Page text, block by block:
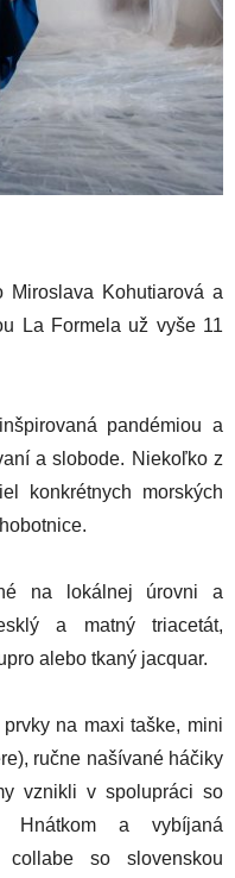
Miroslava Kohutiarová a
La Formela už vyše 11
pandémiou a
a slobode. Niekoľko z
konkrétnych morských
na lokálnej úrovni a
a matný triacetát,
alebo tkaný jacquar.
na maxi taške, mini
ručne našívané háčiky
vznikli v spolupráci so
Hnátkom a vybíjaná
so slovenskou